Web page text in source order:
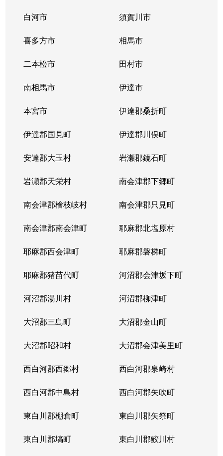
白河市 須賀川市
喜多方市 相馬市
二本松市 田村市
南相馬市 伊達市
本宮市 伊達郡桑折町
伊達郡国見町 伊達郡川俣町
安達郡大玉村 岩瀬郡鏡石町
岩瀬郡天栄村 南会津郡下郷町
南会津郡檜枝岐村 南会津郡只見町
南会津郡南会津町 耶麻郡北塩原村
耶麻郡西会津町 耶麻郡磐梯町
耶麻郡猪苗代町 河沼郡会津坂下町
河沼郡湯川村 河沼郡柳津町
大沼郡三島町 大沼郡金山町
大沼郡昭和村 大沼郡会津美里町
西白河郡西郷村 西白河郡泉崎村
西白河郡中島村 西白河郡矢吹町
東白川郡棚倉町 東白川郡矢祭町
東白川郡塙町 東白川郡鮫川村